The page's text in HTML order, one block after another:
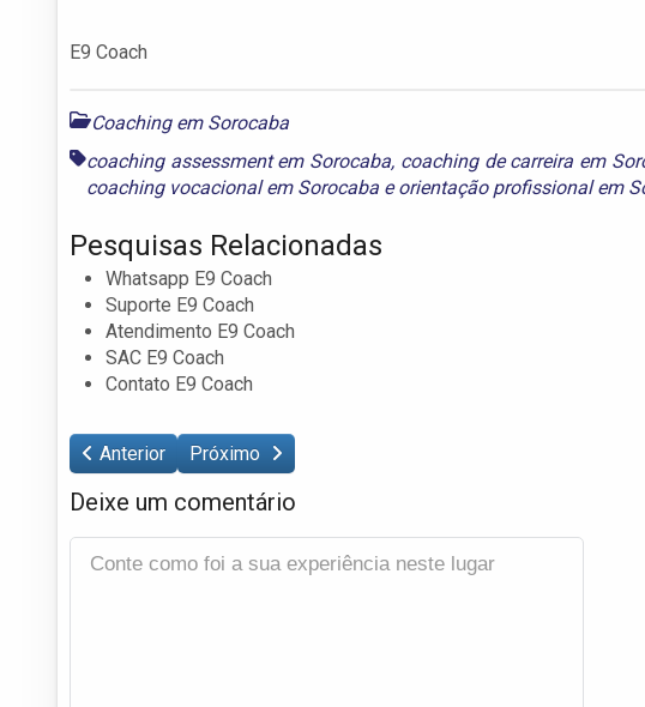
E9 Coach
Coaching em Sorocaba
coaching assessment em Sorocaba, coaching de carreira em
coaching vocacional em Sorocaba eorientação profissional em
Pesquisas Relacionadas
Whatsapp E9 Coach
Suporte E9 Coach
Atendimento E9 Coach
SAC E9 Coach
Contato E9 Coach
Anterior Próximo
Deixe um comentário